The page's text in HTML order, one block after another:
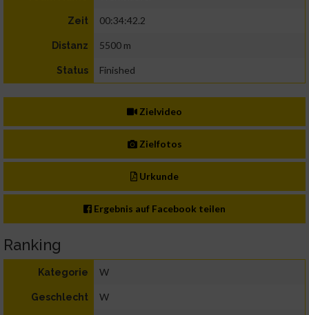
Zeit 00:34:42.2
Distanz 5500 m
Status Finished
Zielvideo
Zielfotos
Urkunde
Ergebnis auf Facebook teilen
Ranking
Kategorie W
Geschlecht W